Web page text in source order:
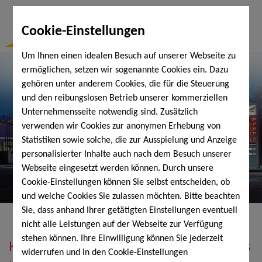
Cookie-Einstellungen
Um Ihnen einen idealen Besuch auf unserer Webseite zu
ermöglichen, setzen wir sogenannte Cookies ein. Dazu
gehören unter anderem Cookies, die für die Steuerung
und den reibungslosen Betrieb unserer kommerziellen
Unternehmensseite notwendig sind. Zusätzlich
verwenden wir Cookies zur anonymen Erhebung von
Statistiken sowie solche, die zur Ausspielung und Anzeige
personalisierter Inhalte auch nach dem Besuch unserer
Webseite eingesetzt werden können. Durch unsere
Cookie-Einstellungen können Sie selbst entscheiden, ob
und welche Cookies Sie zulassen möchten. Bitte beachten
Sie, dass anhand Ihrer getätigten Einstellungen eventuell
nicht alle Leistungen auf der Webseite zur Verfügung
stehen können. Ihre Einwilligung können Sie jederzeit
widerrufen und in den Cookie-Einstellungen
Heizöl, Diesel, Schmierstoffe, Holzpellets